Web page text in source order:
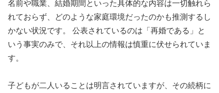
名前や職業、結婚期間といった具体的な内容は一切触れら
れておらず、どのような家庭環境だったのかも推測するし
かない状況です。 公表されているのは「再婚である」と
いう事実のみで、それ以上の情報は慎重に伏せられていま
す。
子どもが二人いることは明言されていますが、その続柄に